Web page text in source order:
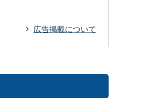
広告掲載について